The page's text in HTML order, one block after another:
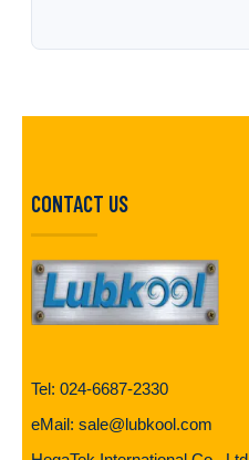
CONTACT US
Tel: 024-6687-2330
eMail: sale@lubkool.com